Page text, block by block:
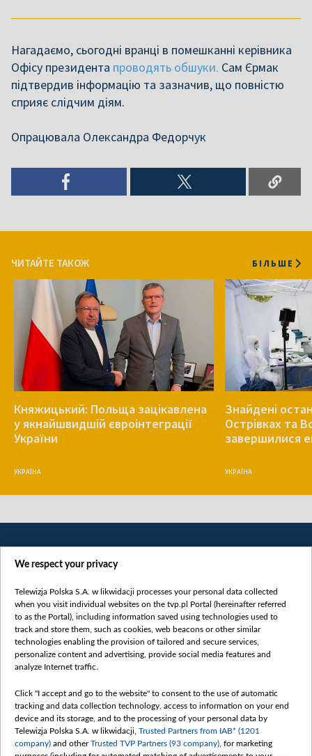
Нагадаємо, сьогодні вранці в помешканні керівника
Офісу президента проводять обшуки. Сам Єрмак
підтвердив інформацію та зазначив, що повністю
сприяє слідчим діям.
Опрацювала Олександра Федорчук
ЧИТАЙТЕ ТАКОЖ БІЛЬШЕ
Княжицький: Польща зацікавлена
у якнайшвидшій євроінтеграції
України
УКРАЇНА
Знайдені
Острівках та
завершилися
УКРАЇНА
Категорії
Новини
Докладно
Погляд
Цікаво
Slawa.tv
We respect your privacy
Telewizja Polska S.A. w likwidacji processes your personal data collected
when you visit individual websites on the tvp.pl Portal (hereinafter referred
to as the Portal), including information saved using technologies used to
track and store them, such as cookies, web beacons or other similar
technologies enabling the provision of tailored and secure services,
personalize content and advertising, provide social media features and
analyze Internet traffic.
Click "I accept and go to the website" to consent to the use of automatic
tracking and data collection technology, access to information on your end
device and its storage, and to the processing of your personal data by
Telewizja Polska S.A. w likwidacji, Trusted Partners from IAB* (1201
company) and otherTrusted TVP Partners (93 company) , for marketing